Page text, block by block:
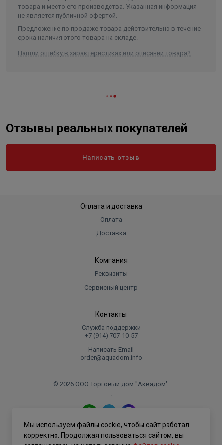
товара и место его производства. Указанная информация
не является публичной офертой.
Предложение по продаже товара действительно в течение
срока наличия этого товара на складе.
Нашли ошибку в характеристиках или описании товара?
Отзывы реальных покупателей
Написать отзыв
Оплата и доставка
Оплата
Доставка
Компания
Реквизиты
Сервисный центр
Контакты
Служба поддержки
+7 (914) 707‑10‑57
Написать Email
order@aquadom.info
© 2026 ООО Торговый дом "Аквадом".
.
Политика конфиденциальности
Мы используем файлы cookie, чтобы сайт работал
корректно. Продолжая пользоваться сайтом, вы